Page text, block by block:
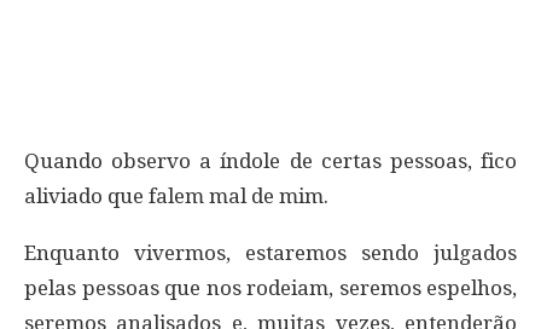
Quando observo a índole de certas pessoas, fico
aliviado que falem mal de mim.
Enquanto vivermos, estaremos sendo julgados
pelas pessoas que nos rodeiam, seremos espelhos,
seremos analisados e, muitas vezes, entenderão